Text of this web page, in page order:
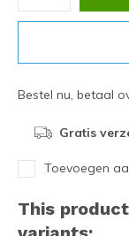
Bestel nu, betaal
Gratis
Toevoegen
This